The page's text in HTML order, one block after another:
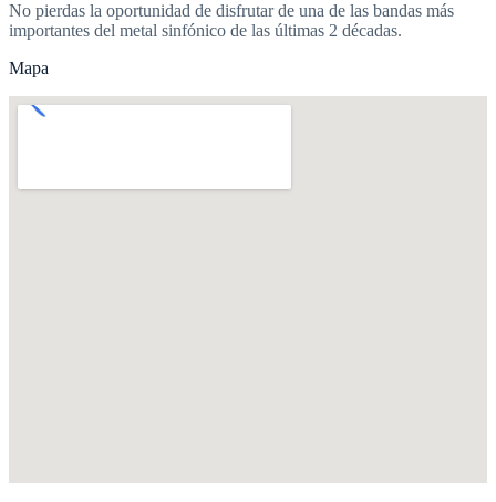
No pierdas la oportunidad de disfrutar de una de las bandas más
importantes del metal sinfónico de las últimas 2 décadas.
Mapa